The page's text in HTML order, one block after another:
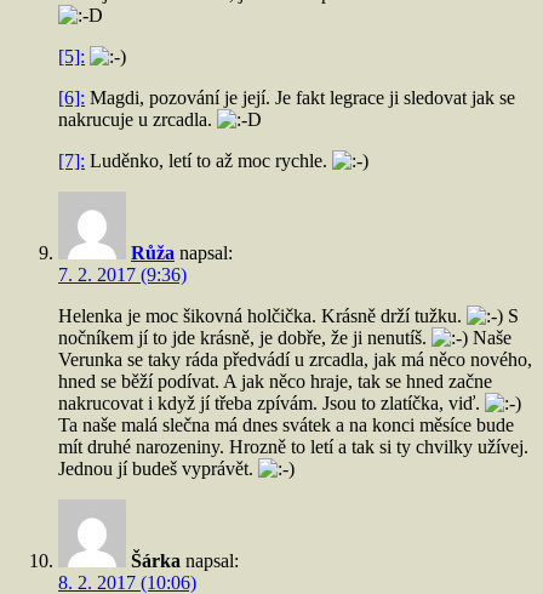
[5]:
[6]: Magdi, pozování je její. Je fakt legrace ji sledovat jak se
nakrucuje u zrcadla.
[7]: Luděnko, letí to až moc rychle.
Růža napsal:
7. 2. 2017 (9:36)
Helenka je moc šikovná holčička. Krásně drží tužku.
S
nočníkem jí to jde krásně, je dobře, že ji nenutíš.
Naše
Verunka se taky ráda předvádí u zrcadla, jak má něco nového,
hned se běží podívat. A jak něco hraje, tak se hned začne
nakrucovat i když jí třeba zpívám. Jsou to zlatíčka, viď.
Ta naše malá slečna má dnes svátek a na konci měsíce bude
mít druhé narozeniny. Hrozně to letí a tak si ty chvilky užívej.
Jednou jí budeš vyprávět.
Šárka napsal:
8. 2. 2017 (10:06)